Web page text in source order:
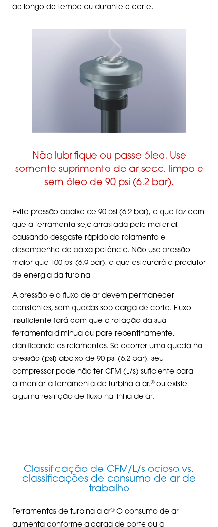
ao longo do tempo ou durante o corte.
Não lubrifique ou passe óleo. Use
somente suprimento de ar seco, limpo e
sem óleo de 90 psi (6.2 bar).
Evite pressão abaixo de 90 psi (6.2 bar), o que faz com
que a ferramenta seja arrastada pelo material,
causando desgaste rápido do rolamento e
desempenho de baixa potência. Não use pressão
maior que 100 psi (6.9 bar), o que estourará o produtor
de energia da turbina.
A pressão e o fluxo de ar devem permanecer
constantes, sem quedas sob carga de corte. Fluxo
insuficiente fará com que a rotação da sua
ferramenta diminua ou pare repentinamente,
danificando os rolamentos. Se ocorrer uma queda na
pressão (psi) abaixo de 90 psi (6.2 bar), seu
compressor pode não ter CFM (L/s) suficiente para
alimentar a ferramenta de turbina a ar.®ou existe
alguma restrição de fluxo na linha de ar.
Classificação de CFM/L/s ocioso vs.
classificações de consumo de ar de
trabalho
Ferramentas de turbina a ar®O consumo de ar
aumenta conforme a carga de corte ou a